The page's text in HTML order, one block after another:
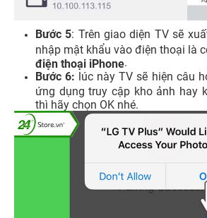
Bước 5: Trên giao diện TV sẽ
nhập mật khẩu vào điện thoại là
điện thoại iPhone.
Bước 6: lúc này TV sẽ hiện câu
ứng dụng truy cập kho ảnh hay
thì hãy chọn OK nhé.